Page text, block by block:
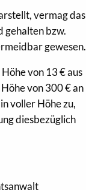
vermag das
gehalten bzw.
gewesen.
von 13 € aus
von 300 € an
voller Höhe zu,
diesbezüglich